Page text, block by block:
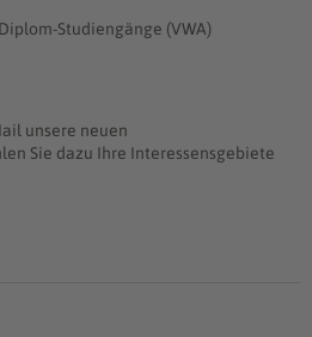
Studiengänge (VWA)
unsere neuen
Sie dazu Ihre Interessensgebiete